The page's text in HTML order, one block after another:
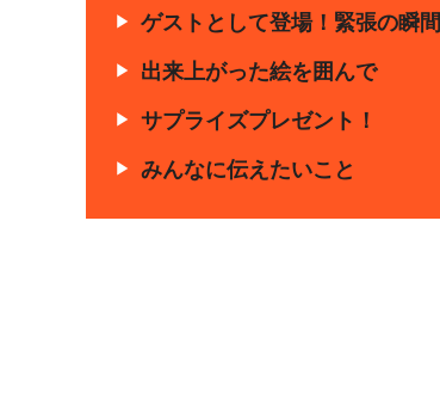
ゲストとして登場！緊張の瞬間
出来上がった絵を囲んで
サプライズプレゼント！
みんなに伝えたいこと